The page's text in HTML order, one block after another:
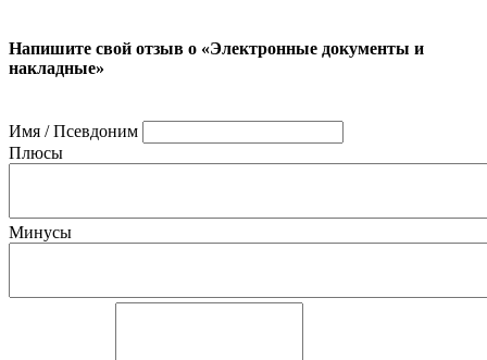
Напишите свой отзыв о «Электронные документы и
накладные»
Имя / Псевдоним
Плюсы
Минусы